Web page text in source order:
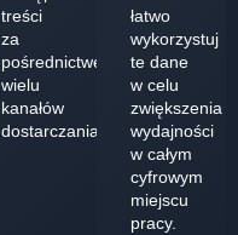
treści
za
pośrednictwem
wielu
kanałów
dostarczania.
łatwo
wykorzystuj
te dane
w celu
zwiększenia
wydajności
w całym
cyfrowym
miejscu
pracy.